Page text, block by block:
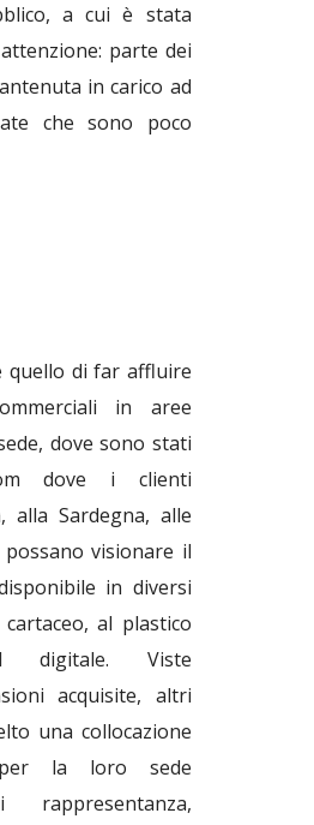
a cui è stata
parte dei
in carico ad
che sono poco
quello di far affluire
in aree
dove sono stati
dove i clienti
alla Sardegna, alle
visionare il
in diversi
al plastico
digitale. Viste
acquisite, altri
una collocazione
per la loro sede